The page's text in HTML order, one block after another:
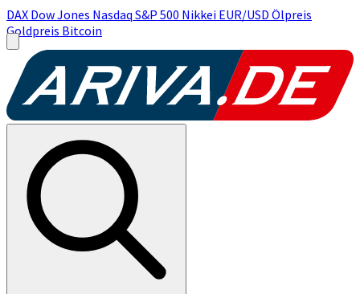
DAX Dow Jones Nasdaq S&P 500 Nikkei EUR/USD Ölpreis
Goldpreis Bitcoin